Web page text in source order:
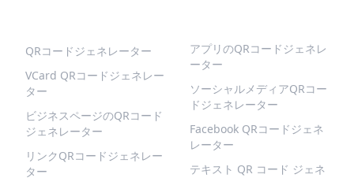
QRコードジェネレーター
VCard QRコードジェネレー
ター
ビジネスページのQRコード
ジェネレーター
リンクQRコードジェネレー
ター
アプリのQRコードジェネレ
ーター
ソーシャルメディアQRコー
ドジェネレーター
Facebook QRコードジェネ
レーター
テキスト QR コード ジェネ